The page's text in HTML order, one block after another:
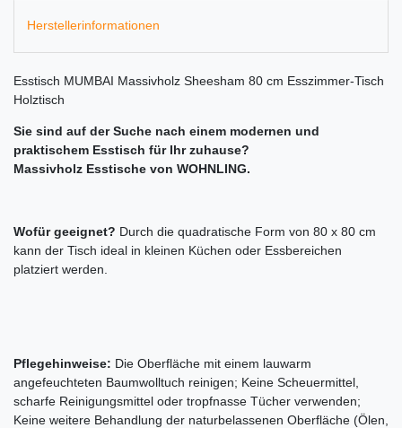
Herstellerinformationen
Esstisch MUMBAI Massivholz Sheesham 80 cm Esszimmer-Tisch
Holztisch
Sie sind auf der Suche nach einem modernen und
praktischem Esstisch für Ihr zuhause?
Massivholz Esstische von WOHNLING.
Wofür geeignet? Durch die quadratische Form von 80 x 80 cm
kann der Tisch ideal in kleinen Küchen oder Essbereichen
platziert werden.
Pflegehinweise: Die Oberfläche mit einem lauwarm
angefeuchteten Baumwolltuch reinigen; Keine Scheuermittel,
scharfe Reinigungsmittel oder tropfnasse Tücher verwenden;
Keine weitere Behandlung der naturbelassenen Oberfläche (Ölen,